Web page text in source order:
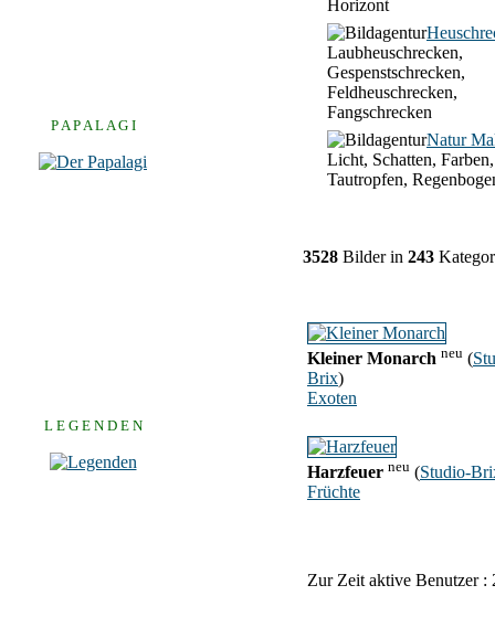
P A P A L A G I
L E G E N D E N
Horizont
Laubheuschrecken,
Gespenstschrecken,
Feldheuschrecken,
Fangschrecken
Natur
Licht, Schatten,
Tautropfen,
3528 Bilder in 243
Kleiner Monarch neu (
Brix)
Exoten
Harzfeuer neu (Studio-
Früchte
Zur Zeit aktive Benutzer :